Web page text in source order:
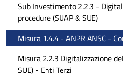
Sub Investimento 2.2.3 -
procedure (SUAP & SUE)
Misura 1.4.4 - ANPR ANSC -
Misura 2.2.3 Digitalizzazione
SUE) - Enti Terzi